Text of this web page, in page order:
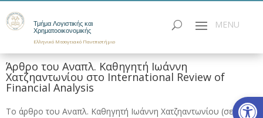
Τμήμα Λογιστικής και
Χρηματοοικονομικής
Ελληνικό Μεσογειακό Πανεπιστήμιο
Άρθρο του Αναπλ. Καθηγητή Ιωάννη
Χατζηαντωνίου στο International Review of
Financial Analysis
Το άρθρο του Αναπλ. Καθηγητή Ιωάννη Χατζηαντωνίου (σε